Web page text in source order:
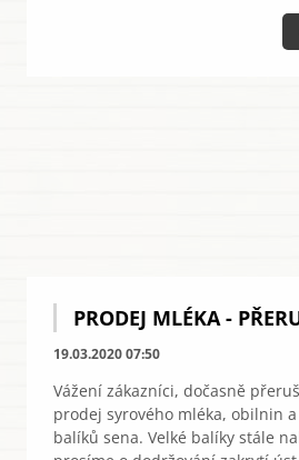
PRODEJ MLÉKA -
19.03.2020 07:50
Vážení zákazníci, dočasně
prodej syrového mléka, obilnin
balíků sena. Velké balíky stále